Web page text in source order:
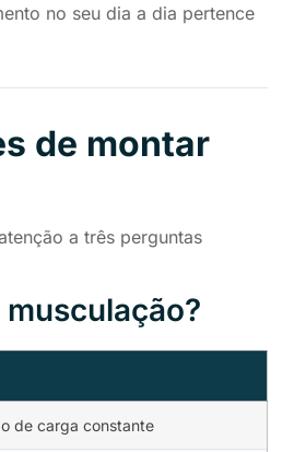
no seu dia a dia pertence
de montar
a três perguntas
de carga constante